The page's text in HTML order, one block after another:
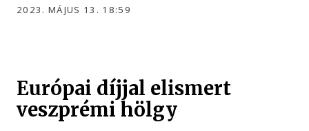
2023. MÁJUS 13. 18:59
Európai díjjal elismert
veszprémi hölgy